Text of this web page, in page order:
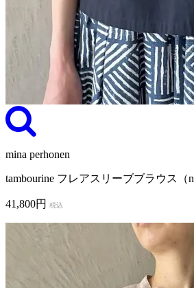
mina perhonen
tambourine フレアスリーブブラウス（
41,800円 税込